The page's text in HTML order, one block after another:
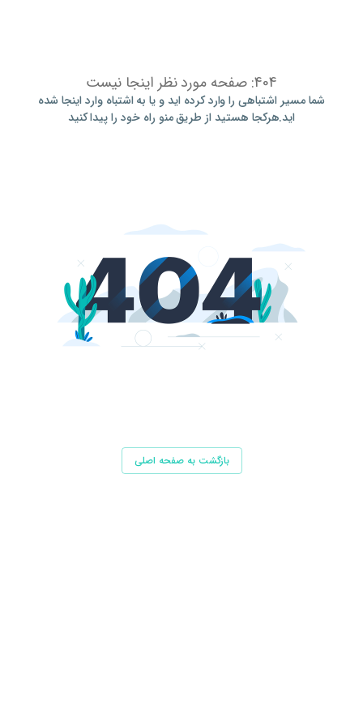
404: صفحه مورد نظر اینجا نیست
شما مسیر اشتباهی را وارد کرده اید و یا به اشتباه وارد اینجا شده
اید.هرکجا هستید از طریق منو راه خود را پیدا کنید
بازگشت به صفحه اصلی